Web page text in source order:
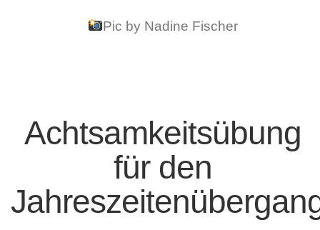
Pic by Nadine Fischer
Achtsamkeitsübung
für den